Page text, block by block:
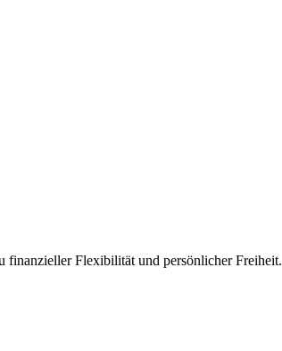
Flexibilität und persönlicher Freiheit.